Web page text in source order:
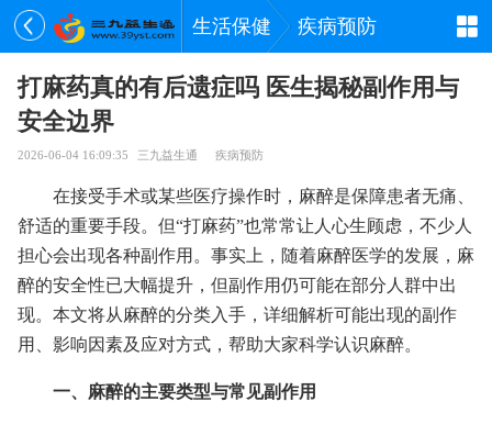
生活保健 疾病预防
打麻药真的有后遗症吗 医生揭秘副作用与
安全边界
2026-06-04 16:09:35 三九益生通 疾病预防
在接受手术或某些医疗操作时，麻醉是保障患者无痛、
舒适的重要手段。但“打麻药”也常常让人心生顾虑，不少人
担心会出现各种副作用。事实上，随着麻醉医学的发展，麻
醉的安全性已大幅提升，但副作用仍可能在部分人群中出
现。本文将从麻醉的分类入手，详细解析可能出现的副作
用、影响因素及应对方式，帮助大家科学认识麻醉。
一、麻醉的主要类型与常见副作用